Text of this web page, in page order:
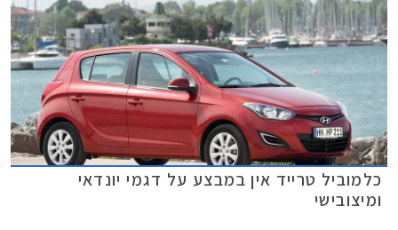
כלמוביל טרייד אין במבצע על דגמי יונדאי
ומיצובישי